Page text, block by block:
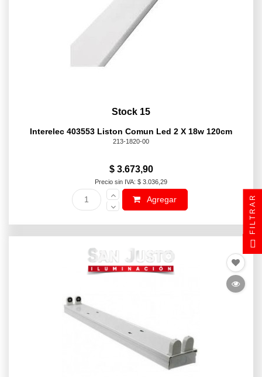
Stock 15
Interelec 403553 Liston Comun Led 2 X 18w 120cm
213-1820-00
$ 3.673,90
Precio sin IVA: $ 3.036,29
Agregar FILTRAR